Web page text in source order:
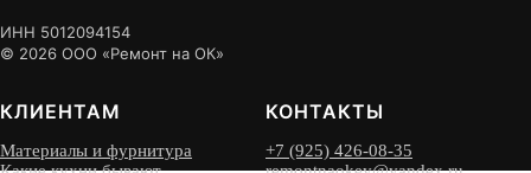
ИНН 5012094154
© 2026 ООО «Ремонт на ОК»
КЛИЕНТАМ
Материалы и фурнитура
КОНТАКТЫ
+7 (925) 426-08-35